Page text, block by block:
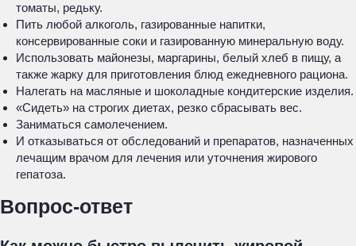
томаты, редьку.
Пить любой алкоголь, газированные напитки,
консервированные соки и газированную минеральную воду.
Использовать майонезы, маргарины, белый хлеб в пищу, а
также жарку для приготовления блюд ежедневного рациона.
Налегать на масляные и шоколадные кондитерские изделия.
«Сидеть» на строгих диетах, резко сбрасывать вес.
Заниматься самолечением.
И отказываться от обследований и препаратов, назначенных
лечащим врачом для лечения или уточнения жирового
гепатоза.
Вопрос-ответ